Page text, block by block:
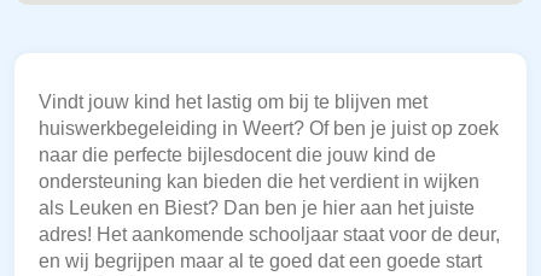
Vindt jouw kind het lastig om bij te blijven met
huiswerkbegeleiding in Weert? Of ben je juist op zoek
naar die perfecte bijlesdocent die jouw kind de
ondersteuning kan bieden die het verdient in wijken
als Leuken en Biest? Dan ben je hier aan het juiste
adres! Het aankomende schooljaar staat voor de deur,
en wij begrijpen maar al te goed dat een goede start